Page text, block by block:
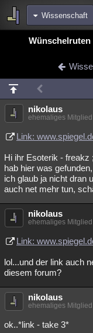
Wissenschaft
Bereiche
Chat Wiki
meine Rubriken
Menschen
Spiritualität
Natur Umfragen
weitere Rubriken
Philosophie Träume
Astronomie
Musik Clash
Besucht
Lesenswert
nikolaus
ehemaliges Mitglied
Link:
Hi ihr Esoterik - freakz
hab hier was
ich glaub ja nicht dran
auch net mehr tun,
nikolaus
ehemaliges Mitglied
Link:
lol...und der link auch
diesem forum?
nikolaus
ehemaliges Mitglied
ok..*link - take 3*